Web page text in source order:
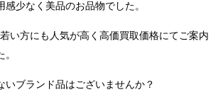
感少なく美品のお品物でした。
い方にも人気が高く高価買取価格にてご案内
いブランド品はございませんか？